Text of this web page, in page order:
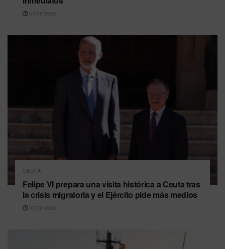
07/08/2026
CEUTA
Felipe VI prepara una visita histórica a Ceuta tras
la crisis migratoria y el Ejército pide más medios
07/08/2026